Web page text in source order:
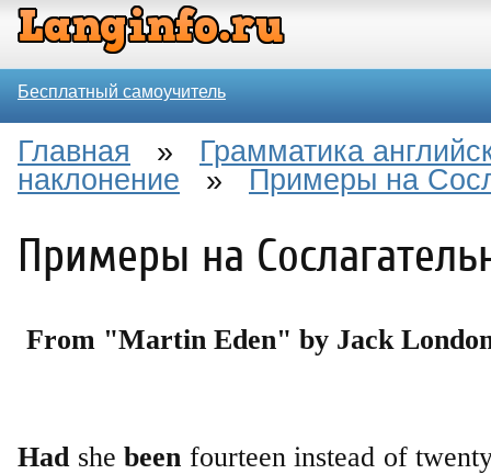
Бесплатный самоучитель
Главная » Грамматика
наклонение » Примеры на
Примеры на
From "Martin Eden" by Jack
Hadshe been fourteen instead of